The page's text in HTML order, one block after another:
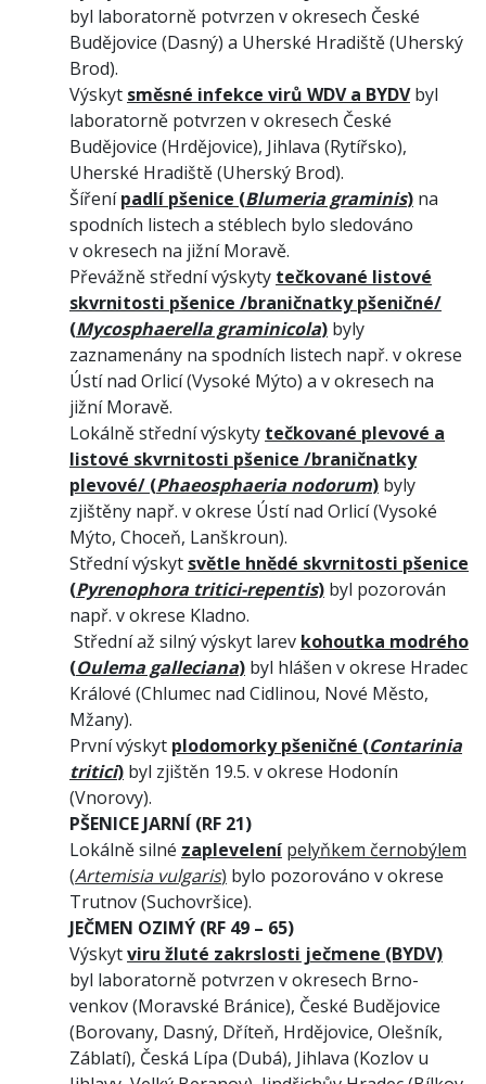
byl laboratorně potvrzen v okresech České
Budějovice (Dasný) a Uherské Hradiště (Uherský
Brod).
Výskyt směsné infekce virů WDV a BYDVbyl
laboratorně potvrzen v okresech České
Budějovice (Hrdějovice), Jihlava (Rytířsko),
Uherské Hradiště (Uherský Brod).
Šířenípadlí pšenice (Blumeria graminis) na
spodních listech a stéblech bylo sledováno
v okresech na jižní Moravě.
Převážně střední výskyty tečkované listové
skvrnitosti pšenice /braničnatky pšeničné/
(Mycosphaerella graminicola) byly
zaznamenány na spodních listech např. v okrese
Ústí nad Orlicí (Vysoké Mýto) a v okresech na
jižní Moravě.
Lokálně střední výskyty tečkované plevové a
listové skvrnitosti pšenice /braničnatky
plevové/ (Phaeosphaeria nodorum) byly
zjištěny např. v okrese Ústí nad Orlicí (Vysoké
Mýto, Choceň, Lanškroun).
Střední výskyt světle hnědé skvrnitosti pšenice
(Pyrenophora tritici-repentis) byl pozorován
např. v okrese Kladno.
Střední až silný výskyt larev kohoutka modrého
(Oulema galleciana) byl hlášen v okrese Hradec
Králové (Chlumec nad Cidlinou, Nové Město,
Mžany).
První výskyt plodomorky pšeničné (Contarinia
tritici) byl zjištěn 19.5. v okrese Hodonín
(Vnorovy).
PŠENICE JARNÍ (RF 21)
Lokálně silné zaplevelení pelyňkem černobýlem
(Artemisia vulgaris) bylo pozorováno v okrese
Trutnov (Suchovršice).
JEČMEN OZIMÝ (RF 49 – 65)
Výskytviru žluté zakrslosti ječmene (BYDV)
byl laboratorně potvrzen v okresech Brno-
venkov (Moravské Bránice), České Budějovice
(Borovany, Dasný, Dříteň, Hrdějovice, Olešník,
Záblatí), Česká Lípa (Dubá), Jihlava (Kozlov u